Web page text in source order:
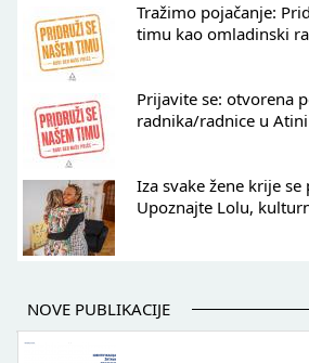
Tražimo pojačanje:
timu kao omladinski
Prijavite se: otvorena
radnika/radnice u Atini
Iza svake žene krije
Upoznajte Lolu,
NOVE PUBLIKACIJE